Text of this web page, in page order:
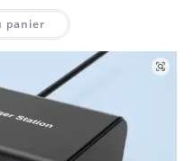
panier